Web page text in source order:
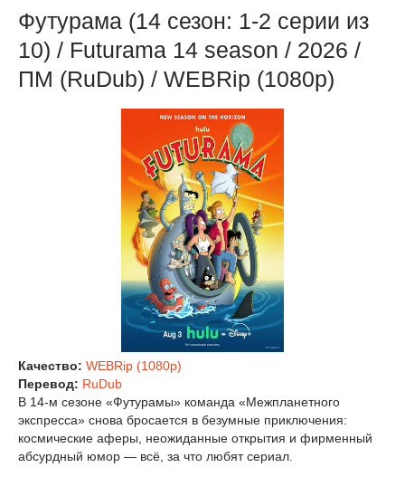
Футурама (14 сезон: 1-2 серии из
10) / Futurama 14 season / 2026 /
ПМ (RuDub) / WEBRip (1080р)
Качество: WEBRip (1080p)
Перевод: RuDub
В 14‑м сезоне «Футурамы» команда «Межпланетного
экспресса» снова бросается в безумные приключения:
космические аферы, неожиданные открытия и фирменный
абсурдный юмор — всё, за что любят сериал.